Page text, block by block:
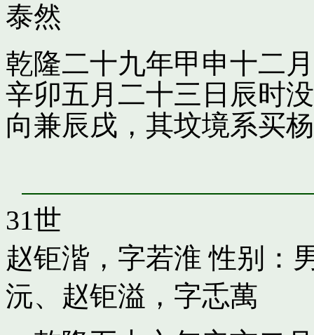
泰然
乾隆二十九年甲申十二
辛卯五月二十三日辰时
向兼辰戌，其坟境系买
31世
赵钜湝，字若淮 性别：
沅、 赵钜溢，字忎萬